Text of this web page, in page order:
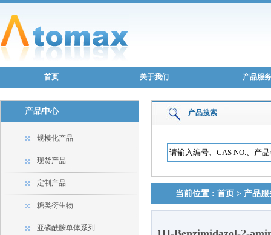
首页 关于我们 产品服务
产品中心
规模化产品
现货产品
定制产品
糖类衍生物
亚磷酰胺单体系列
产品搜索
当前位置 : 首页 > 产品服